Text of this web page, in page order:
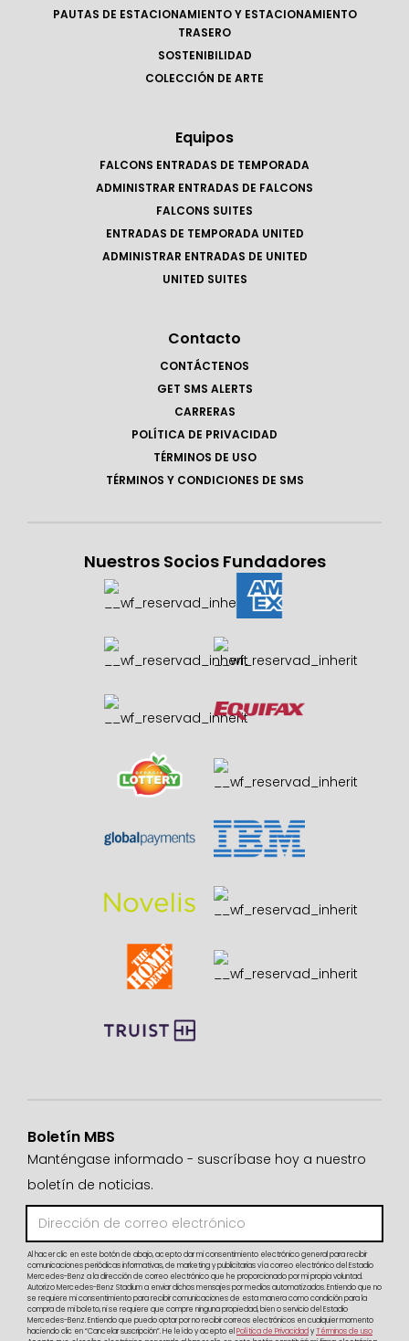
PAUTAS DE ESTACIONAMIENTO Y ESTACIONAMIENTO
TRASERO
SOSTENIBILIDAD
COLECCIÓN DE ARTE
Equipos
FALCONS ENTRADAS DE TEMPORADA
ADMINISTRAR ENTRADAS DE FALCONS
FALCONS SUITES
ENTRADAS DE TEMPORADA UNITED
ADMINISTRAR ENTRADAS DE UNITED
UNITED SUITES
Contacto
CONTÁCTENOS
GET SMS ALERTS
CARRERAS
POLÍTICA DE PRIVACIDAD
TÉRMINOS DE USO
TÉRMINOS Y CONDICIONES DE SMS
Nuestros Socios Fundadores
Boletín MBS
Manténgase informado - suscríbase hoy a nuestro
boletín de noticias.
Al hacer clic en este botón de abajo, acepto dar mi consentimiento electrónico general para recibir
comunicaciones periódicas informativas, de marketing y publicitarias vía correo electrónico del Estadio
Mercedes-Benz a la dirección de correo electrónico que he proporcionado por mi propia voluntad.
Autorizo Mercedes-Benz Stadium a enviar dichos mensajes por medios automatizados. Entiendo que no
se requiere mi consentimiento para recibir comunicaciones de esta manera como condición para la
compra de mi boleto, ni se requiere que compre ninguna propiedad, bien o servicio del Estadio
Mercedes-Benz. Entiendo que puedo optar por no recibir correos electrónicos en cualquier momento
haciendo clic en “Cancelar suscripción”. He leído y acepto el Política de PrivacidadyTérminos de uso